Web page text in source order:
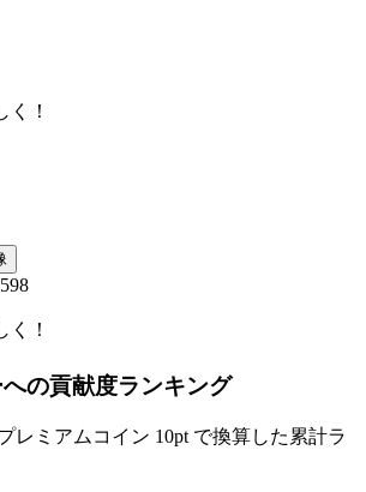
く！
く！
の貢献度ランキング
レミアムコイン 10pt で換算した累計ラ